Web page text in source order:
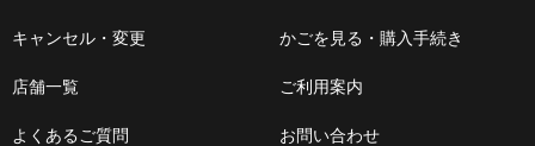
キャンセル・変更 かごを見る・購入手続き
店舗一覧 ご利用案内
よくあるご質問 お問い合わせ